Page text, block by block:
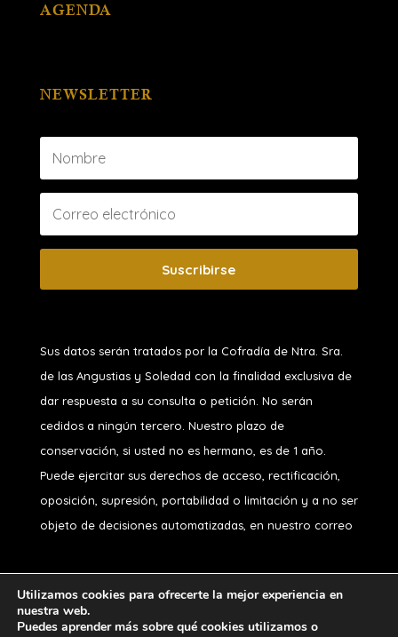
AGENDA
NEWSLETTER
Suscribirse
Sus datos serán tratados por la Cofradía de Ntra. Sra.
de las Angustias y Soledad con la finalidad exclusiva de
dar respuesta a su consulta o petición. No serán
cedidos a ningún tercero. Nuestro plazo de
conservación, si usted no es hermano, es de 1 año.
Puede ejercitar sus derechos de acceso, rectificación,
oposición, supresión, portabilidad o limitación y a no ser
objeto de decisiones automatizadas, en nuestro correo
Utilizamos cookies para ofrecerte la mejor experiencia en
nuestra web.
Puedes aprender más sobre qué cookies utilizamos o